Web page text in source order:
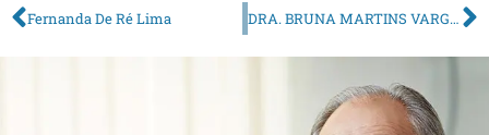
Fernanda De Ré Lima DRA. BRUNA MARTINS VARGAS CORRÊA